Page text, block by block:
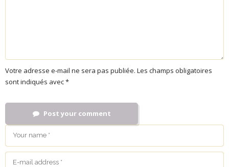
Votre adresse e-mail ne sera pas publiée. Les champs obligatoires
sont indiqués avec*
Post your comment